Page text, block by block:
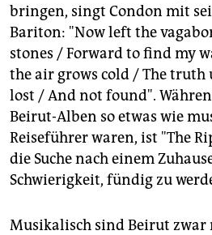
bringen, singt Condon mit
Bariton: "Now left the
stones / Forward to find my
the air grows cold / The
lost / And not found".
Beirut-Alben so etwas wie
Reiseführer waren, ist "The
die Suche nach einem
Schwierigkeit, fündig zu
Musikalisch sind Beirut zwar